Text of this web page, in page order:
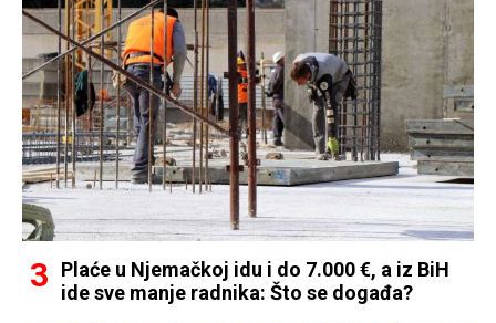
Plaće u Njemačkoj idu i do 7.000 €, a iz BiH
ide sve manje radnika: Što se događa?